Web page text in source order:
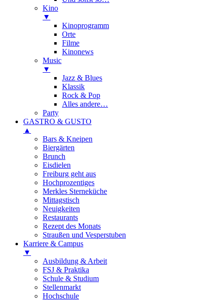
Kino
▼
Kinoprogramm
Orte
Filme
Kinonews
Music
▼
Jazz & Blues
Klassik
Rock & Pop
Alles andere…
Party
GASTRO & GUSTO
▲
Bars & Kneipen
Biergärten
Brunch
Eisdielen
Freiburg geht aus
Hochprozentiges
Merkles Sterneküche
Mittagstisch
Neuigkeiten
Restaurants
Rezept des Monats
Straußen und Vesperstuben
Karriere & Campus
▼
Ausbildung & Arbeit
FSJ & Praktika
Schule & Studium
Stellenmarkt
Hochschule